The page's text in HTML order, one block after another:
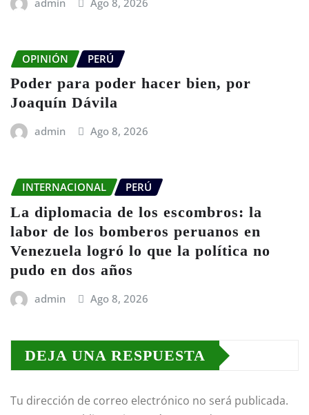
OPINIÓN PERÚ
Poder para poder hacer bien, por
Joaquín Dávila
admin Ago 8, 2026
INTERNACIONAL PERÚ
La diplomacia de los escombros: la
labor de los bomberos peruanos en
Venezuela logró lo que la política no
pudo en dos años
admin Ago 8, 2026
DEJA UNA RESPUESTA
Tu dirección de correo electrónico no será publicada.